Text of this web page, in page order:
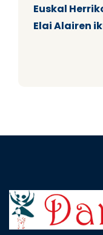
Euskal
Elai Alairen